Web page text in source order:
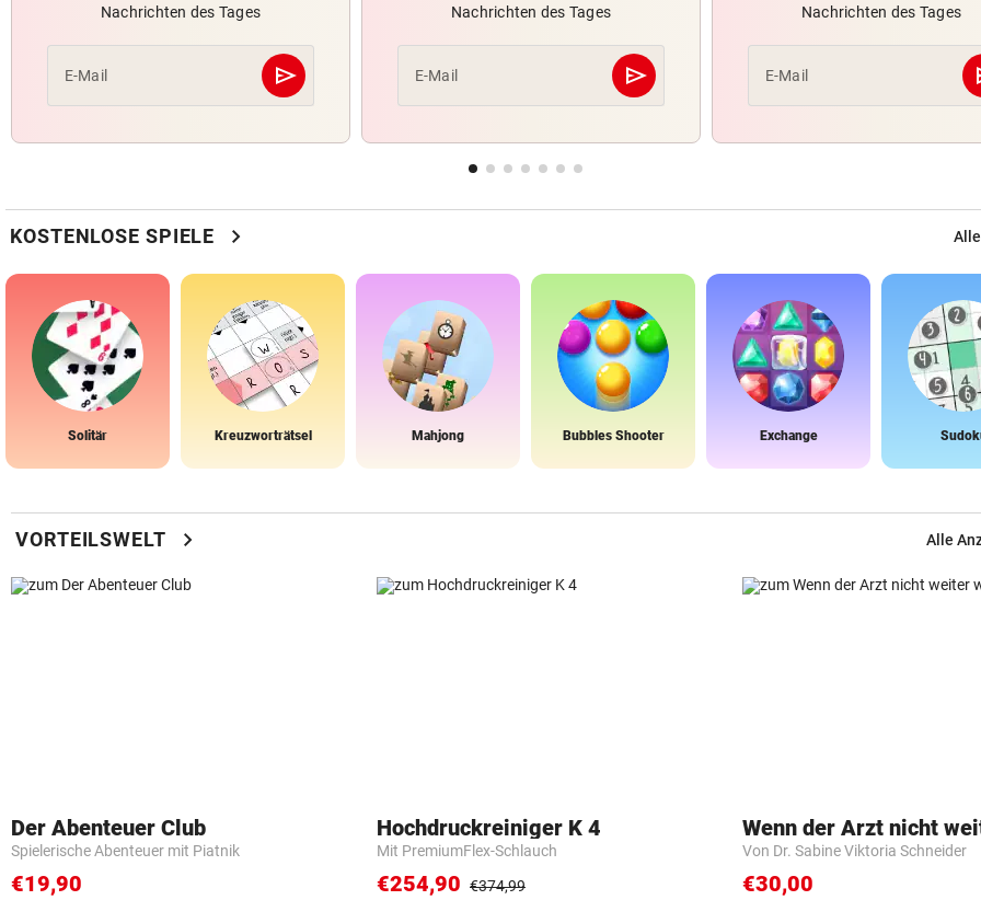
Nachrichten des Tages
E-Mail send
Abschicken
Nachrichten des Tages
E-Mail send
Abschicken
Nachrichten des Tages
E-Mail
KOSTENLOSE SPIELE chevron_right
Solitär Kreuzworträtsel Mahjong Bubbles Shooter Exchange
VORTEILSWELT chevron_right Alle
Der Abenteuer Club
Spielerische Abenteuer mit Piatnik
€19,90
Hochdruckreiniger K 4
Mit PremiumFlex-Schlauch
€254,90 €374,99
Wenn der Arzt nicht
Von Dr. Sabine Viktoria Schneider
€30,00